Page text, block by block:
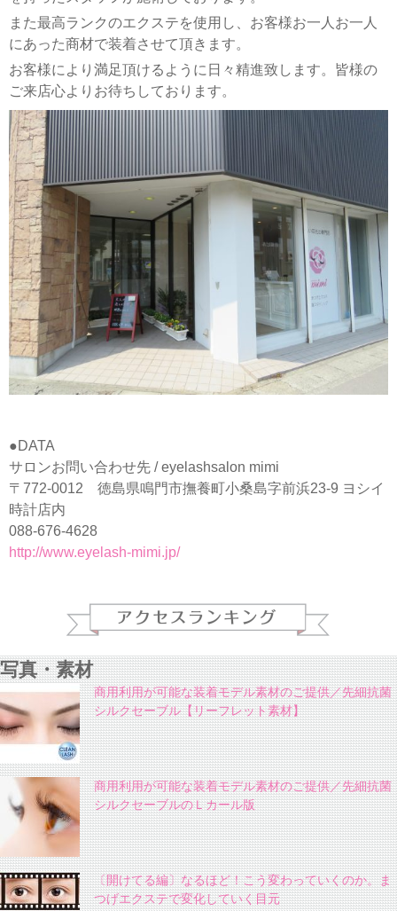
また最高ランクのエクステを使用し、お客様お一人お一人
にあった商材で装着させて頂きます。
お客様により満足頂けるように日々精進致します。皆様の
ご来店心よりお待ちしております。
●DATA
サロンお問い合わせ先 / eyelashsalon mimi
〒772-0012 徳島県鳴門市撫養町小桑島字前浜23-9 ヨシイ
時計店内
088-676-4628
http://www.eyelash-mimi.jp/
写真・素材
商用利用が可能な装着モデル素材のご提供／先細抗菌
シルクセーブル【リーフレット素材】
商用利用が可能な装着モデル素材のご提供／先細抗菌
シルクセーブルのＬカール版
〔開けてる編〕なるほど！こう変わっていくのか。ま
つげエクステで変化していく目元